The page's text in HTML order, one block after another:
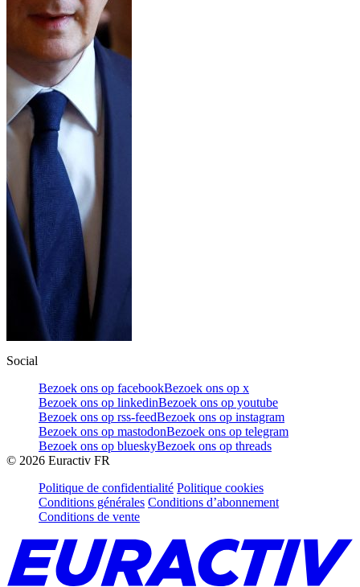
Social
Bezoek ons op facebookBezoek ons op x
Bezoek ons op linkedinBezoek ons op youtube
Bezoek ons op rss-feedBezoek ons op instagram
Bezoek ons op mastodonBezoek ons op telegram
Bezoek ons op blueskyBezoek ons op threads
© 2026 Euractiv FR
Politique de confidentialité Politique cookies
Conditions générales Conditions d’abonnement
Conditions de vente